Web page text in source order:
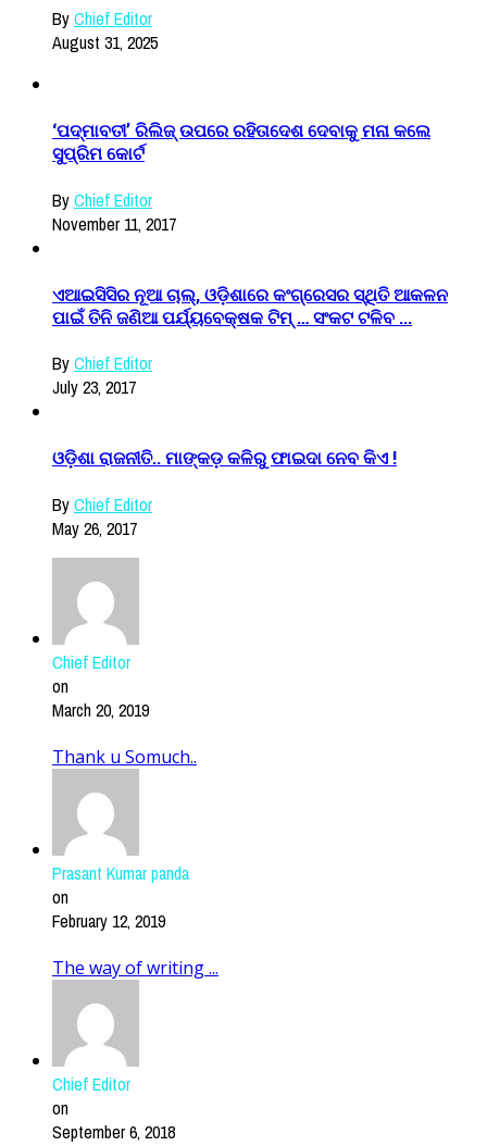
ByChief Editor
August 31, 2025
‘ପଦ୍ମାବତୀ’ ରିଲିଜ୍ ଉପରେ ରହିତାଦେଶ ଦେବାକୁ ମନା କଲେ
ସୁପ୍ରିମ କୋର୍ଟ
ByChief Editor
November 11, 2017
ଏଆଇସିସିର ନୂଆ ଚାଲ୍, ଓଡ଼ିଶାରେ କଂଗ୍ରେସର ସ୍ଥିତି ଆକଳନ
ପାଇଁ ତିନି ଜଣିଆ ପର୍ଯ୍ୟବେକ୍ଷକ ଟିମ୍ … ସଂକଟ ଟଳିବ ...
ByChief Editor
July 23, 2017
ଓଡ଼ିଶା ରାଜନୀତି.. ମାଙ୍କଡ଼ କଳିରୁ ଫାଇଦା ନେବ କିଏ !
ByChief Editor
May 26, 2017
Chief Editor
on
March 20, 2019
Thank u Somuch..
Prasant Kumar panda
on
February 12, 2019
The way of writing ...
Chief Editor
on
September 6, 2018